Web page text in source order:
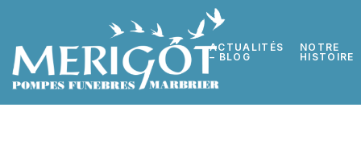
ACTUALITÉS
– BLOG
NOTRE
HISTOIRE